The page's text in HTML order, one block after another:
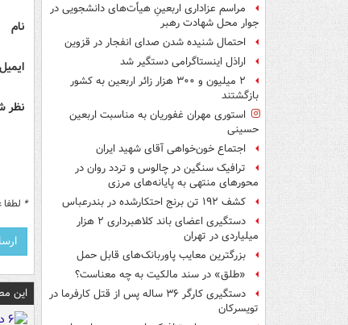
مراسم عزاداری اربعینِ هیأت‌های دانشجویی در
جوار محل شهادت رهبر
احتمال شنیده شدن صدای انفجار در قزوین
اراذل اینستاگرامی دستگیر شد
۲ میلیون و ۳۰۰ هزار زائر اربعین به کشور
بازگشتند
استوری مهران غفوریان به مناسبت اربعین
حسینی
اجتماع خون‌خواهی آقای شهید ایران
ترافیک سنگین در چالوس و تردد روان در
محورهای منتهی به پایانه‌های مرزی
کشف ۱۹۲ تن برنج احتکارشده در بندرعباس
دستگیری اعضای باند کلاهبرداری ۲ هزار
میلیاردی در تهران
بزرگترین معایب پاوربانک‌های قابل حمل
«طلق» در سند مالکیت به چه معناست؟
دستگیری کارگر ۳۶ ساله پس از قتل کارفرما در
تویسرکان
نام
ایمیل
نظر
*
این